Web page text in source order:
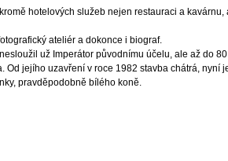
hotelových služeb nejen restauraci a kavárnu,
ateliér a dokonce i biograf.
už Imperátor původnímu účelu, ale až do
Od jejího uzavření v roce 1982 stavba chátrá, nyní
pravděpodobně bílého koně.